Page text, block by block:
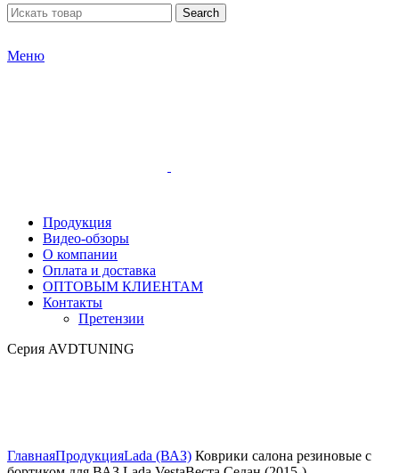
Search
Меню
Продукция
Видео-обзоры
О компании
Оплата и доставка
ОПТОВЫМ КЛИЕНТАМ
Контакты
Претензии
Серия AVDTUNING
ГлавнаяПродукцияLada (ВАЗ) Коврики салона резиновые с